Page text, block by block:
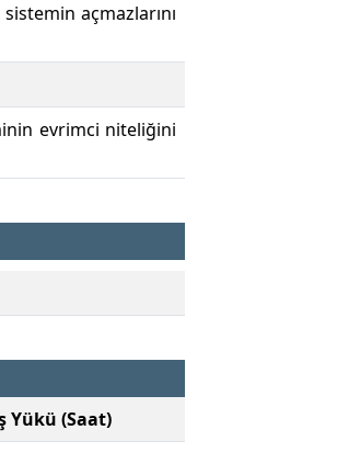
açmazlarını
evrimci niteliğini
Yükü (Saat)